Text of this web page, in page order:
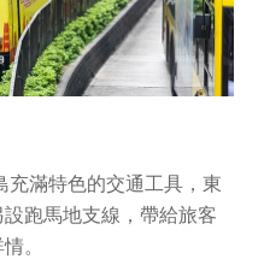
充滿特色的交通工具，東
跑馬地支線，帶給旅客
。